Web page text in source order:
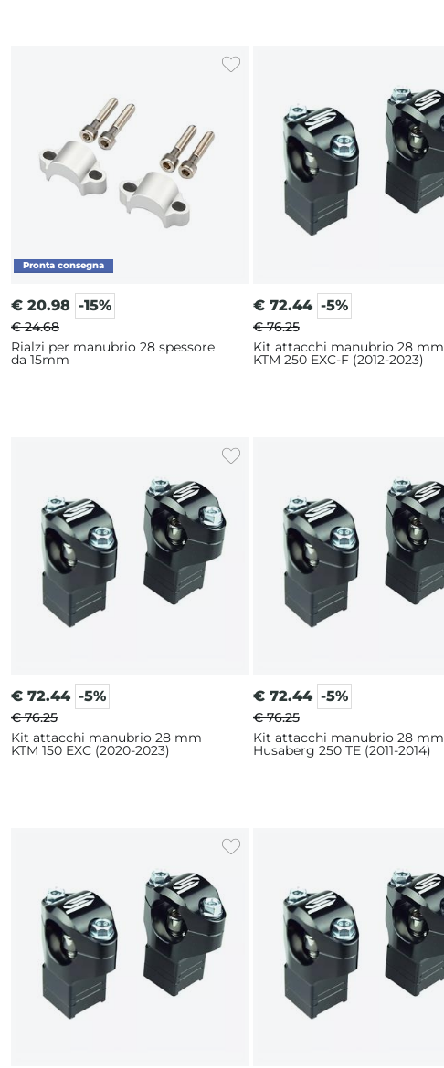
€ 20.98 -15%
€ 24.68
Rialzi per manubrio 28 spessore
da 15mm
€ 72.44 -5%
€ 76.25
Kit attacchi manubrio 28 mm
KTM 250 EXC-F (2012-2023)
€ 72.44 -5%
€ 76.25
Kit attacchi manubrio 28 mm
KTM 150 EXC (2020-2023)
€ 72.44 -5%
€ 76.25
Kit attacchi manubrio 28 mm
Husaberg 250 TE (2011-2014)